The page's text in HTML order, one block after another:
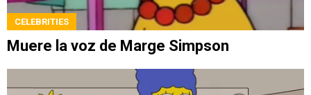
CELEBRITIES
Muere la voz de Marge Simpson